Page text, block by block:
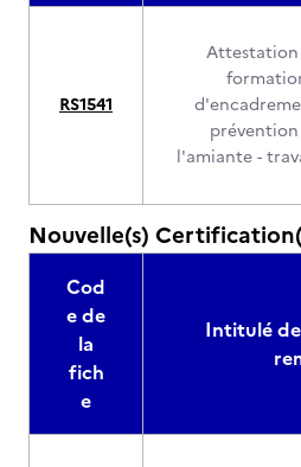
RS1541
Attestation
prévention
l'amiante -
Nouvelle(s)
Cod
e de
la
fich
e
Intitulé